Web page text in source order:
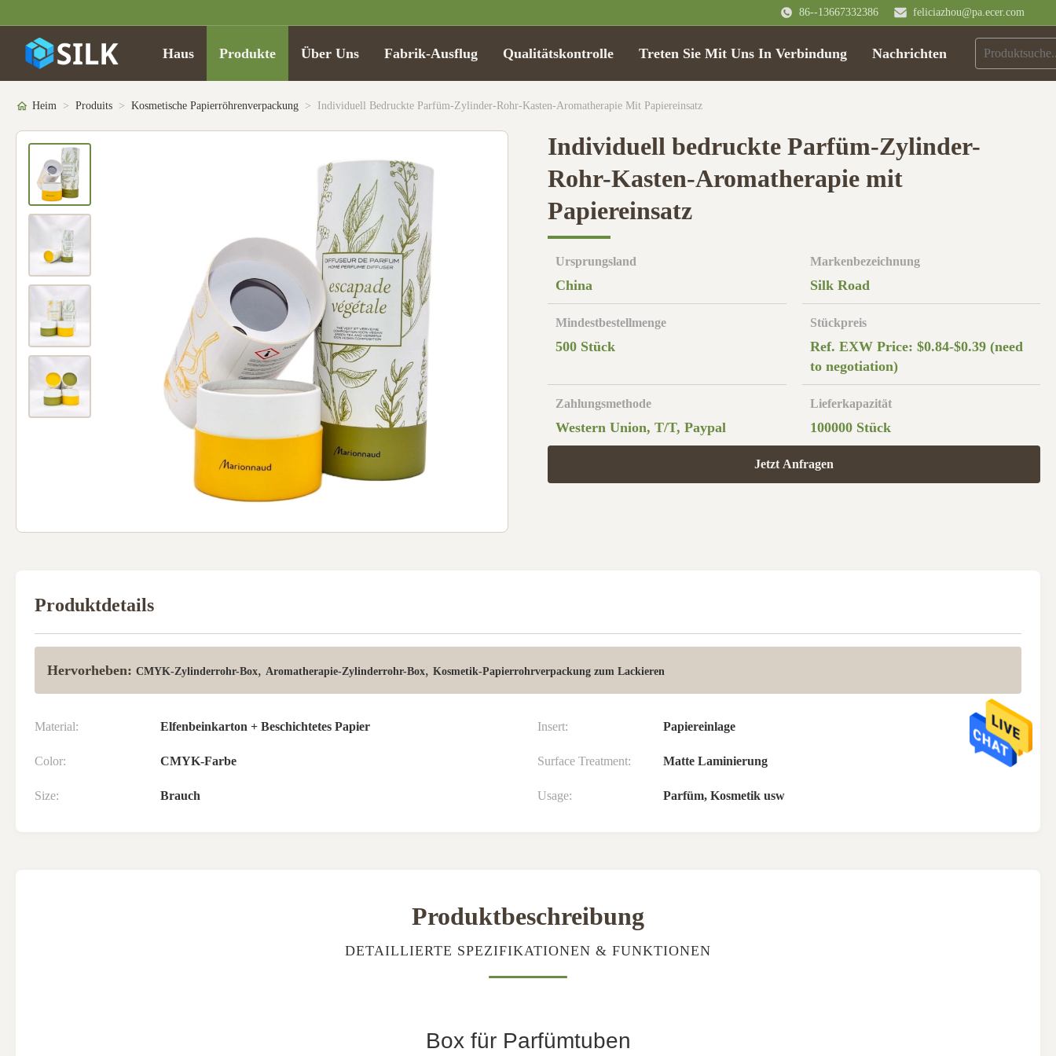
86--13667332386 feliciazhou@pa.ecer.com
Haus Produkte Über Uns Fabrik-Ausflug Qualitätskontrolle Treten Sie Mit Uns In Verbindung Nachrichten
Heim > Produits > Kosmetische Papierröhrenverpackung > Individuell Bedruckte Parfüm-Zylinder-Rohr-Kasten-Aromatherapie Mit Papiereinsatz
Individuell bedruckte Parfüm-Zylinder-
Rohr-Kasten-Aromatherapie mit
Papiereinsatz
Ursprungsland
China
Markenbezeichnung
Silk Road
Mindestbestellmenge
500 Stück
Stückpreis
Ref. EXW Price: $0.84-$0.39 (need
to negotiation)
Zahlungsmethode
Western Union, T/T, Paypal
Lieferkapazität
100000 Stück
Jetzt Anfragen
Produktdetails
Hervorheben: CMYK-Zylinderrohr-Box, Aromatherapie-Zylinderrohr-Box, Kosmetik-Papierrohrverpackung zum Lackieren
Material: Elfenbeinkarton + Beschichtetes Papier Insert: Papiereinlage
Color: CMYK-Farbe Surface Treatment: Matte Laminierung
Size: Brauch Usage: Parfüm, Kosmetik usw
Produktbeschreibung
DETAILLIERTE SPEZIFIKATIONEN & FUNKTIONEN
Box für Parfümtuben